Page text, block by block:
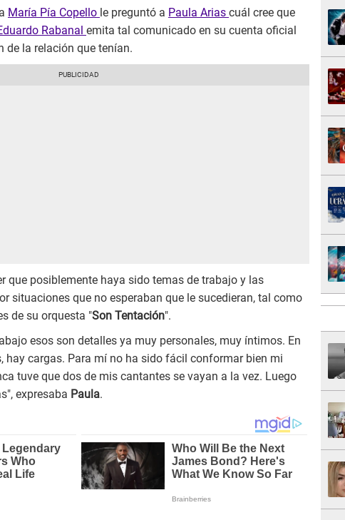
María Pía Copello le preguntó a Paula Arias cuál cree que
Rabanal emita tal comunicado en su cuenta oficial
de la relación que tenían.
que posiblemente haya sido temas de trabajo y las
situaciones que no esperaban que le sucedieran, tal como
de su orquesta "Son Tentación".
esos son detalles ya muy personales, muy íntimos. En
hay cargas. Para mí no ha sido fácil conformar bien mi
tuve que dos de mis cantantes se vayan a la vez. Luego
expresaba Paula.